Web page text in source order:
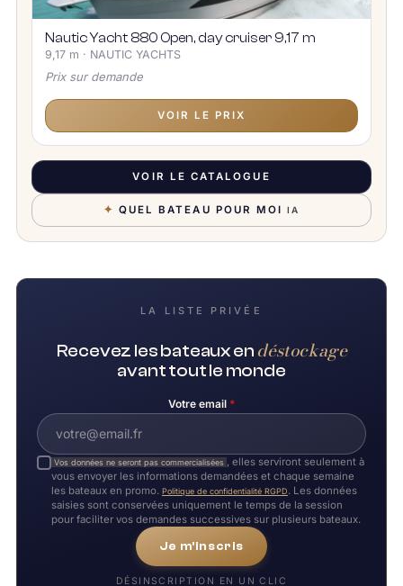
Nautic Yacht 880 Open, day cruiser 9,17 m
9,17 m · NAUTIC YACHTS
Prix sur demande
VOIR LE PRIX
VOIR LE CATALOGUE
✦ QUEL BATEAU POUR MOIIA
LA LISTE PRIVÉE
Recevez les bateaux en déstockage
avant tout le monde
Votre email *
Vos données ne seront pas commercialisées , elles serviront seulement à
vous envoyer les informations demandées et chaque semaine
les bateaux en promo. Politique de confidentialité RGPD. Les données
saisies sont conservées uniquement le temps de la session
pour faciliter vos demandes successives sur plusieurs bateaux.
Je m'inscris
DÉSINSCRIPTION EN UN CLIC